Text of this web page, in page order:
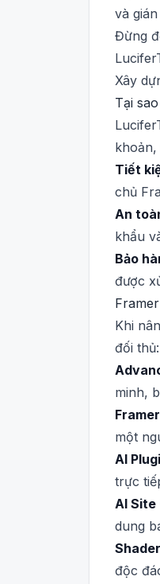
và
Đừng
Xây
Tại
Tiết
chủ
An
khẩu
Bảo
được
Khi
đối thủ:
minh,
một
AI
trực
AI Site
dung
độc